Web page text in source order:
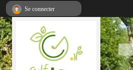
Se connecter
Panneau de gestion des cookies